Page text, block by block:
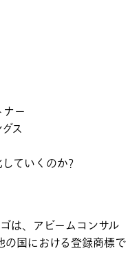
ー
ス
ていくのか?
は、アビームコンサル
の国における登録商標で